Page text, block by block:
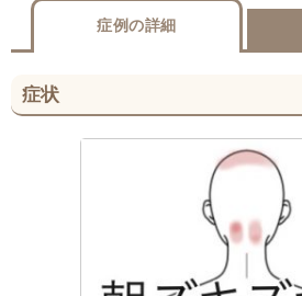
症例の詳細
症状